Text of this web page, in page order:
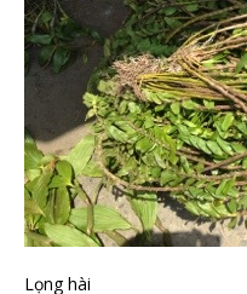
Lọng hài